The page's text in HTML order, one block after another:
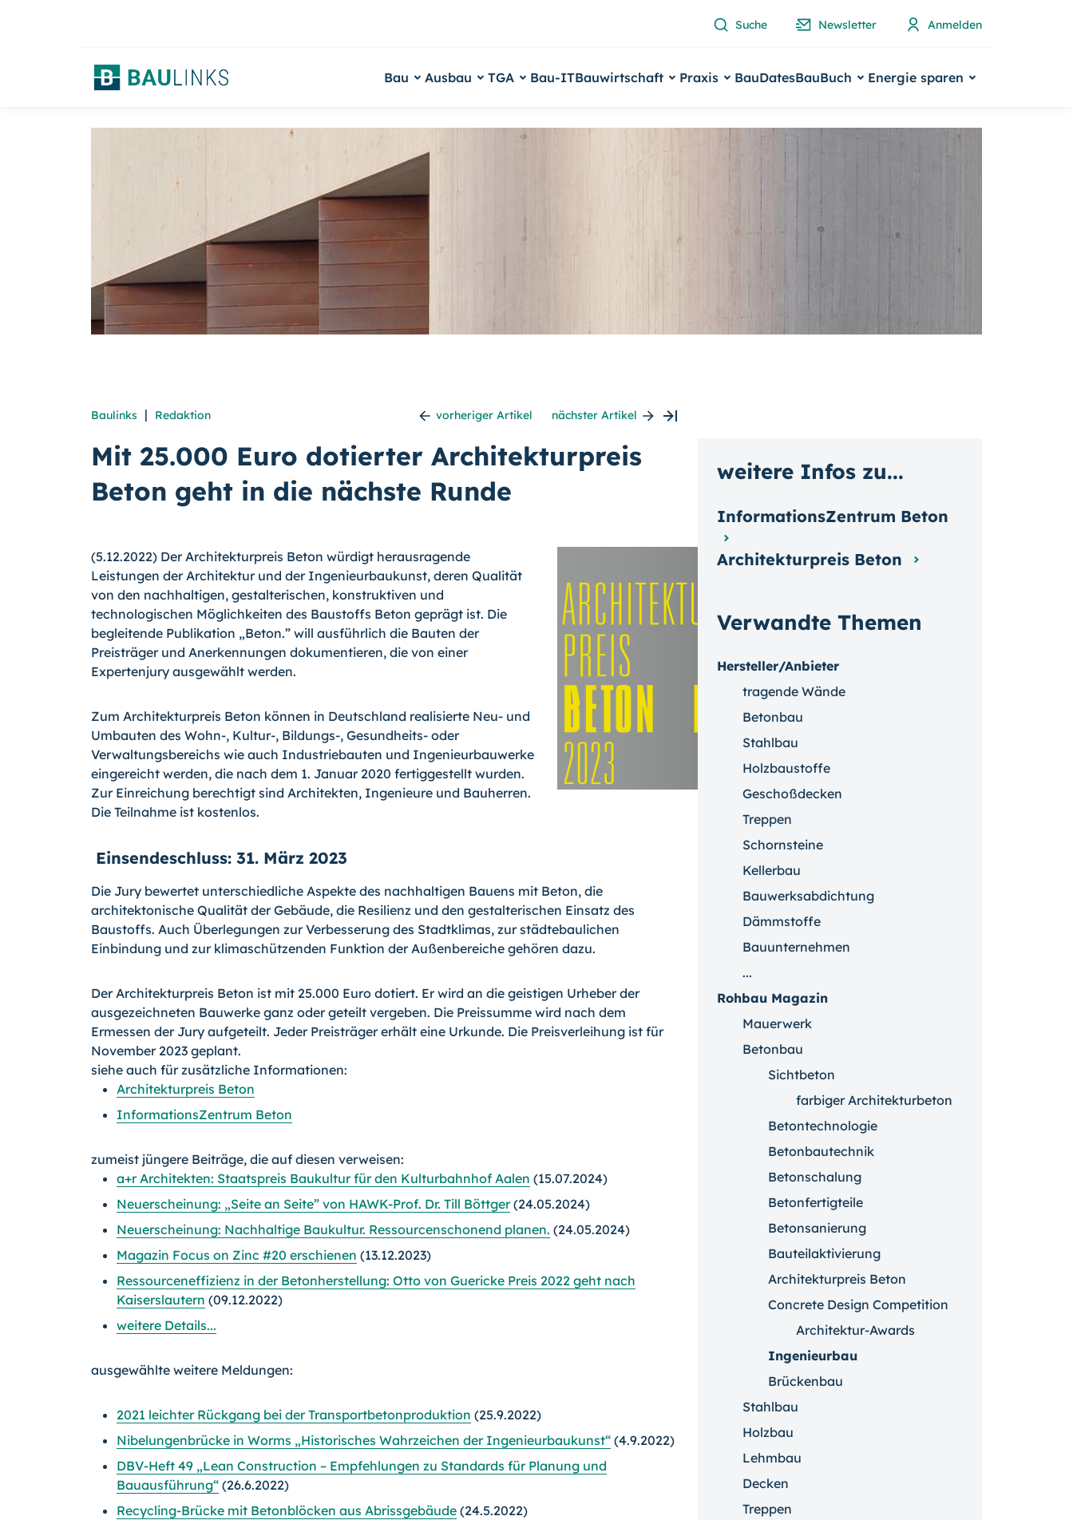
Suche Newsletter Anmelden
Bau Ausbau TGA Bau-ITBauwirtschaft Praxis BauDatesBauBuch Energie sparen
Baulinks | Redaktion vorheriger Artikel nächster Artikel
Mit 25.000 Euro dotierter Architekturpreis
Beton geht in die nächste Runde
(5.12.2022) Der Architekturpreis Beton würdigt herausragende
Leistungen der Architektur und der Ingenieurbaukunst, deren Qualität
von den nachhaltigen, gestalterischen, konstruktiven und
technologischen Möglichkeiten des Baustoffs Beton geprägt ist. Die
begleitende Publikation „Beton.” will ausführlich die Bauten der
Preisträger und Anerkennungen dokumentieren, die von einer
Expertenjury ausgewählt werden.
Zum Architekturpreis Beton können in Deutschland realisierte Neu- und
Umbauten des Wohn-, Kultur-, Bildungs-, Gesundheits- oder
Verwaltungsbereichs wie auch Industriebauten und Ingenieurbauwerke
eingereicht werden, die nach dem 1. Januar 2020 fertiggestellt wurden.
Zur Einreichung berechtigt sind Architekten, Ingenieure und Bauherren.
Die Teilnahme ist kostenlos.
Einsendeschluss: 31. März 2023
Die Jury bewertet unterschiedliche Aspekte des nachhaltigen Bauens mit Beton, die
architektonische Qualität der Gebäude, die Resilienz und den gestalterischen Einsatz des
Baustoffs. Auch Überlegungen zur Verbesserung des Stadtklimas, zur städtebaulichen
Einbindung und zur klimaschützenden Funktion der Außenbereiche gehören dazu.
Der Architekturpreis Beton ist mit 25.000 Euro dotiert. Er wird an die geistigen Urheber der
ausgezeichneten Bauwerke ganz oder geteilt vergeben. Die Preissumme wird nach dem
Ermessen der Jury aufgeteilt. Jeder Preisträger erhält eine Urkunde. Die Preisverleihung ist für
November 2023 geplant.
siehe auch für zusätzliche Informationen:
Architekturpreis Beton
InformationsZentrum Beton
zumeist jüngere Beiträge, die auf diesen verweisen:
a+r Architekten: Staatspreis Baukultur für den Kulturbahnhof Aalen (15.07.2024)
Neuerscheinung: „Seite an Seite” von HAWK-Prof. Dr. Till Böttger(24.05.2024)
Neuerscheinung: Nachhaltige Baukultur. Ressourcenschonend planen. (24.05.2024)
Magazin Focus on Zinc #20 erschienen (13.12.2023)
Ressourceneffizienz in der Betonherstellung: Otto von Guericke Preis 2022 geht nach
Kaiserslautern (09.12.2022)
weitere Details...
ausgewählte weitere Meldungen:
2021 leichter Rückgang bei der Transportbetonproduktion (25.9.2022)
Nibelungenbrücke in Worms „Historisches Wahrzeichen der Ingenieurbaukunst“ (4.9.2022)
DBV-Heft 49 „Lean Construction – Empfehlungen zu Standards für Planung und
Bauausführung“ (26.6.2022)
Recycling-Brücke mit Betonblöcken aus Abrissgebäude (24.5.2022)
Verwandte Themen
Hersteller/Anbieter
tragende Wände
Betonbau
Stahlbau
Holzbaustoffe
Geschoßdecken
Treppen
Schornsteine
Kellerbau
Bauwerksabdichtung
Dämmstoffe
Bauunternehmen
...
Rohbau Magazin
Mauerwerk
Betonbau
Sichtbeton
farbiger Architekturbeton
Betontechnologie
Betonbautechnik
Betonschalung
Betonfertigteile
Betonsanierung
Bauteilaktivierung
Architekturpreis Beton
Concrete Design Competition
Architektur-Awards
Ingenieurbau
Brückenbau
Stahlbau
Holzbau
Lehmbau
Decken
Treppen
weitere Infos zu...
InformationsZentrum Beton
Architekturpreis Beton